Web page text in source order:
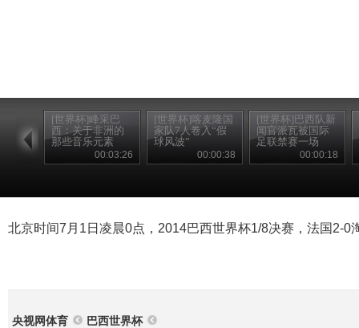
[世界杯]峰采巴
西：关于非洲的
那些音乐元素
00:03:26
[世界杯]喀麦隆国
家队7人卷入“假
球风波”
00:00:38
[世界杯]巴西队新
闻官派瓦被国际
足联禁赛一场
00:00:18
北京时间7月1日凌晨0点，2014巴西世界杯1/8决赛，法国2-0
央视网体育 巴西世界杯